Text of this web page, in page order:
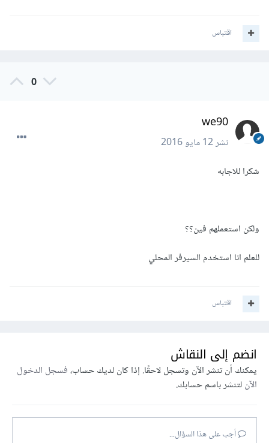
اقتباس
0
we90
نشر12 مايو 2016
شكرا للاجابه
ولكن استعملهم فين؟؟
للعلم انا استخدم السيرفر المحلي
اقتباس
انضم إلى النقاش
يمكنك أن تنشر الآن وتسجل لاحقًا. إذا كان لديك حساب،فسجل الدخول
الآنلتنشر باسم حسابك.
أجب على هذا السؤال...